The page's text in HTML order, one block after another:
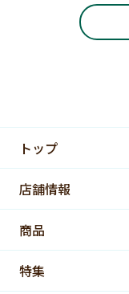
トップ
店舗情報
商品
特集